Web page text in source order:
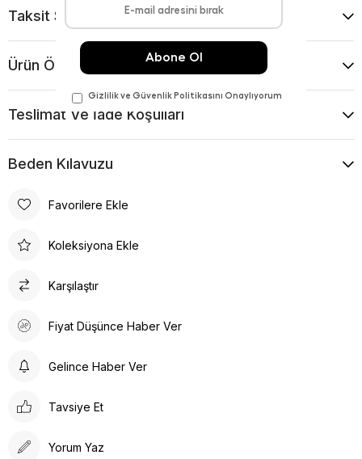
Taksit Seçenekleri
Ürün Önerileri
Teslimat Ve İade Koşulları
Beden Kılavuzu
Favorilere Ekle
Koleksiyona Ekle
Karşılaştır
Fiyat Düşünce Haber Ver
Gelince Haber Ver
Tavsiye Et
Yorum Yaz